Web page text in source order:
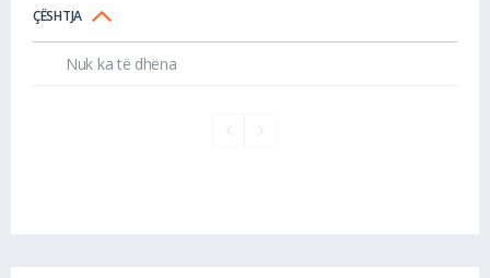
ÇËSHTJA
Nuk ka të dhëna